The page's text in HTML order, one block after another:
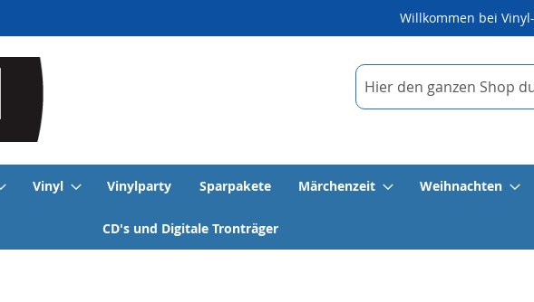
Willkommen bei
Suche
Vinyl Vinylparty Sparpakete Märchenzeit Weihnachten
CD's und Digitale Tronträger